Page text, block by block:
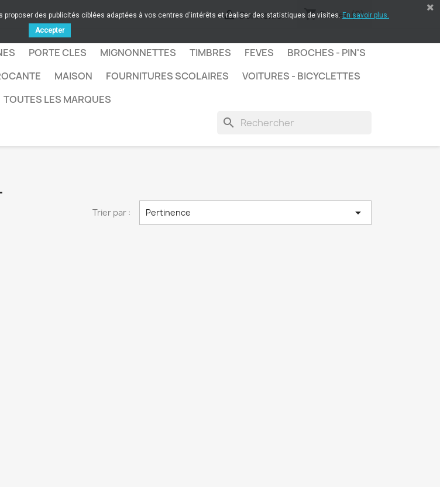
 Connexion shopping_cartPanier (0)
PORTE CLES MIGNONNETTES TIMBRES FEVES
BROCHES - PIN'S
MAISON FOURNITURES SCOLAIRES
VOITURES - BICYCLETTES
TOUTES LES MARQUES
search
Trier par : Pertinence 
des publicités ciblées adaptées à vos centres d'intérêts et réaliser des statistiques de visites. En savoir plus.
Accepter